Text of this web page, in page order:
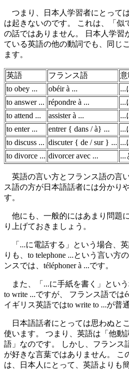
つまり、日本人学習者にとって
は起きないのです。 これは、「似
の話ではありません。 日本人学習
ている英語の他の動詞でも、同じ
ます。
英語 フランス語
to obey ...
obéir à ...
...
to answer ... répondre à ...
...
to attend ...
assister à ...
...
to enter ...
entrer { dans / à} ...
...
to discuss ... discuter { de / sur } ... ...
to divorce ... divorcer avec ... ...
英語の言い方とフランス語の言
ス語の方が日本語話者には分かり
す。
他にも、一般的にはあまり問題
り上げておきましょう。
「...に電話する」という場合、英
りも、to telephone ...という言い方
ンスでは、téléphoner à ...です。
また、「...に手紙を書く」とい
to write ...ですが、 フランス語では
イギリス英語ではto write to ...が普通
日本語話者にとっては思わぬと
使います。 つまり、英語は「他動
語」なのです。 しかし、フランス
が好きな言葉ではありません。 こ
は、日本人にとって、英語よりも